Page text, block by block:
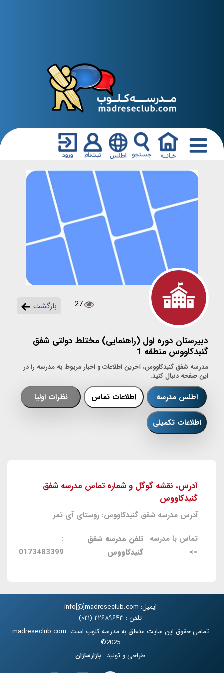
بازگشت 27
دبیرستان دوره اول (راهنمایی) مختلط دولتی شفق
گنبدکاووس منطقه 1
مدرسه شفق گنبدکاووس، آخرین اطلاعات و اخبار مربوط به مدرسه را در
این صفحه دنبال کنید.
اطلس مدرسه اطلاعات تماس نظرات اولیا
اطلاعات تکمیلی
آدرس، نقشه گوگل و شماره تماس مدرسه شفق
گنبدکاووس
آدرس مدرسه شفق گنبدکاووس: روستای آی تمر
تماس با مدرسه
=>
تلفن مدرسه شفق
گنبدکاووس
:
0173483399
ایمیل: info[@]madreseclub.com
تلفن : ۲۲۶۸۹۶۴۳ (۰۲۱)
تمامی حقوق این سایت متعلق به مدرسه کلوب است. madreseclub.com
2025©
طراحی و تولید : بازارسازان